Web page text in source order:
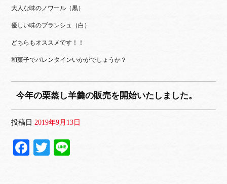
大人な味のノワール（黒）
優しい味のブランシュ（白）
どちらもオススメです！！
和菓子でバレンタインいかがでしょうか？
今年の栗蒸し羊羹の販売を開始いたしました。
投稿日 2019年9月13日
Fa T